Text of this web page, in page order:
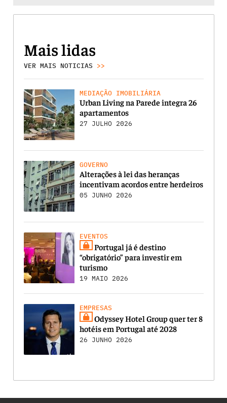
Mais lidas
VER MAIS NOTICIAS >>
MEDIAÇÃO IMOBILIÁRIA
Urban Living na Parede integra 26
apartamentos
27 JULHO 2026
GOVERNO
Alterações à lei das heranças
incentivam acordos entre herdeiros
05 JUNHO 2026
EVENTOS
Portugal já é destino
“obrigatório” para investir em
turismo
19 MAIO 2026
EMPRESAS
Odyssey Hotel Group quer ter 8
hotéis em Portugal até 2028
26 JUNHO 2026